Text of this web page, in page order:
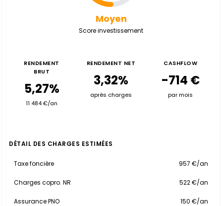
Moyen
Score investissement
RENDEMENT
BRUT
5,27%
11 484 €/an
RENDEMENT NET
3,32%
après charges
CASHFLOW
-714 €
par mois
DÉTAIL DES CHARGES ESTIMÉES
Taxe foncière 957 €/an
Charges copro. NR 522 €/an
Assurance PNO 150 €/an